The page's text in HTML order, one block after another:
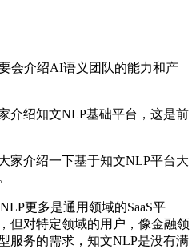
会介绍AI语义团队的能力和产
介绍知文NLP基础平台，这是前
家介绍一下基于知文NLP平台大
更多是通用领域的SaaS平
但对特定领域的用户，像金融领
服务的需求，知文NLP是没有满